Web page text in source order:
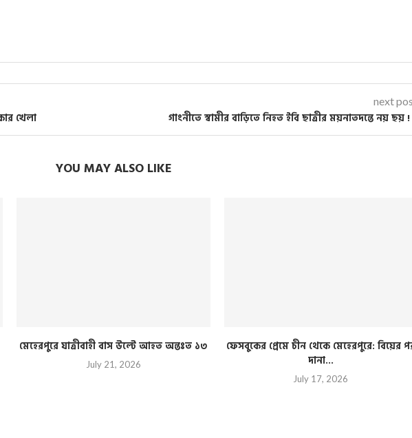
খেলা
next
গাংনীতে স্বামীর বাড়িতে নিহত ইবি ছাত্রীর ময়নাতদন্তে নয় ছয়
YOU MAY ALSO LIKE
মেহেরপুরে যাত্রীবাহী বাস উল্টে আহত অন্তঃত ১৩
July 21, 2026
ফেসবুকের প্রেমে চীন থেকে মেহেরপুরে: বিয়ের
দানা...
July 17, 2026